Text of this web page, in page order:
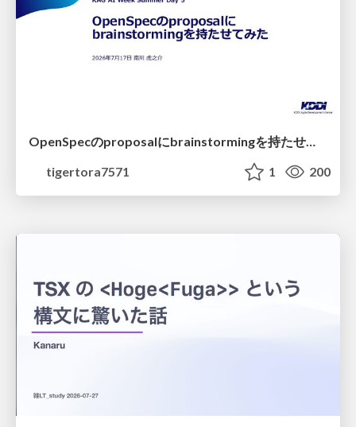
OpenSpecのproposalにbrainstormingを持たせてみた
tigertora7571
1 200